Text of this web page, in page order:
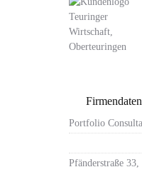
Portfolio
Pfänderstraße